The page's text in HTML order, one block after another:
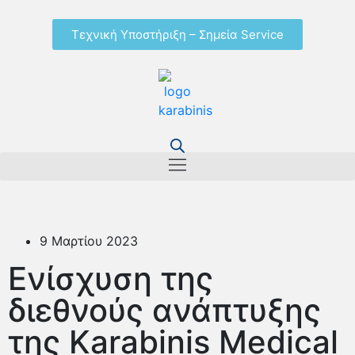
Τεχνική Υποστήριξη – Σημεία Service
9 Μαρτίου 2023
Ενίσχυση της
διεθνούς ανάπτυξης
της Karabinis Medical